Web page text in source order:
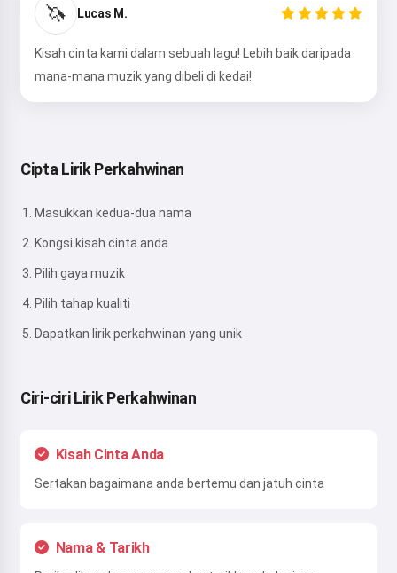
🦄 Lucas M.
Kisah cinta kami dalam sebuah lagu! Lebih baik daripada
mana-mana muzik yang dibeli di kedai!
Cipta Lirik Perkahwinan
Masukkan kedua-dua nama
Kongsi kisah cinta anda
Pilih gaya muzik
Pilih tahap kualiti
Dapatkan lirik perkahwinan yang unik
Ciri-ciri Lirik Perkahwinan
Kisah Cinta Anda
Sertakan bagaimana anda bertemu dan jatuh cinta
Nama & Tarikh
Dasar Privasi